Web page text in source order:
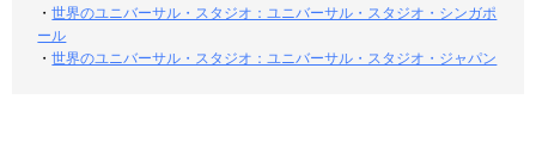
・世界のユニバーサル・スタジオ：ユニバーサル・スタジオ・シンガポ
ール
・世界のユニバーサル・スタジオ：ユニバーサル・スタジオ・ジャパン